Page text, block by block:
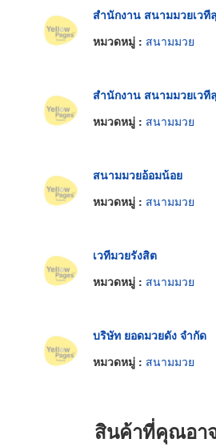
สำนักงาน สนามมวยเวที
หมวดหมู่ : สนามมวย
สำนักงาน สนามมวยเวที
หมวดหมู่ : สนามมวย
สนามมวยอ้อมน้อย
หมวดหมู่ : สนามมวย
เวทีมวยรังสิต
หมวดหมู่ : สนามมวย
บริษัท ยอดมวยดัง จำกัด
หมวดหมู่ : สนามมวย
สินค้าที่คุณอา